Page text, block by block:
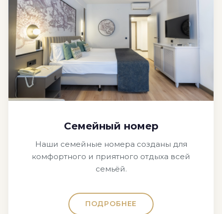
Семейный номер
Наши семейные номера созданы для
комфортного и приятного отдыха всей
семьёй.
ПОДРОБНЕЕ